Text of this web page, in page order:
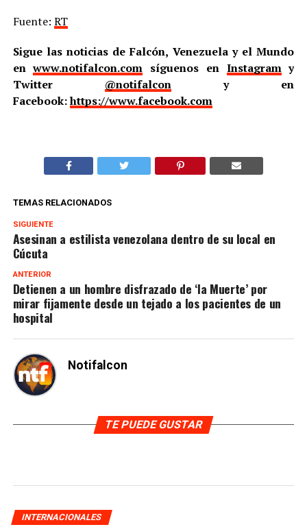
Fuente: RT
Sigue las noticias de Falcón, Venezuela y el Mundo
enwww.notifalcon.com síguenos en Instagramy
Twitter @notifalcony en
Facebook:https://www.facebook.com
TEMAS RELACIONADOS
SIGUIENTE
Asesinan a estilista venezolana dentro de su local en
Cúcuta
ANTERIOR
Detienen a un hombre disfrazado de ‘la Muerte’ por
mirar fijamente desde un tejado a los pacientes de un
hospital
Notifalcon
TE PUEDE GUSTAR
INTERNACIONALES